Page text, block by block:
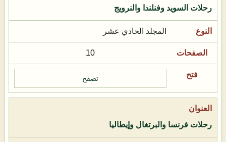
رحلات السويد وفنلندا والنرويج
المجلد الحادي عشر
10
تصفح
رحلات فرنسا والبرتغال وإيطاليا